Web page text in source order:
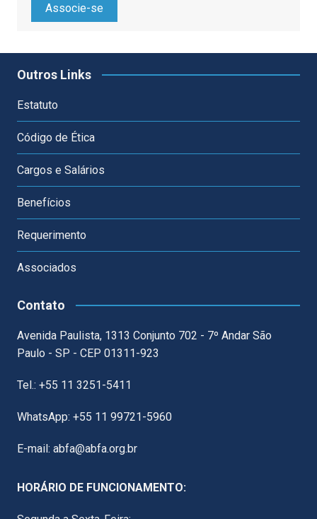
Associe-se
Outros Links
Estatuto
Código de Ética
Cargos e Salários
Benefícios
Requerimento
Associados
Contato
Avenida Paulista, 1313 Conjunto 702 - 7º Andar São
Paulo - SP - CEP 01311-923
Tel.: +55 11 3251-5411
WhatsApp: +55 11 99721-5960
E-mail: abfa@abfa.org.br
HORÁRIO DE FUNCIONAMENTO: